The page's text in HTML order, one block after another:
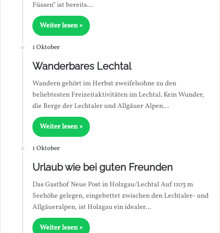
Füssen“ ist bereits…
Weiter lesen »
1 Oktober
Wanderbares Lechtal
Wandern gehört im Herbst zweifelsohne zu den
beliebtesten Freizeitaktivitäten im Lechtal. Kein Wunder,
die Berge der Lechtaler und Allgäuer Alpen…
Weiter lesen »
1 Oktober
Urlaub wie bei guten Freunden
Das Gasthof Neue Post in Holzgau/Lechtal Auf 1103 m
Seehöhe gelegen, eingebettet zwischen den Lechtaler- und
Allgäueralpen, ist Holzgau ein idealer…
Weiter lesen »